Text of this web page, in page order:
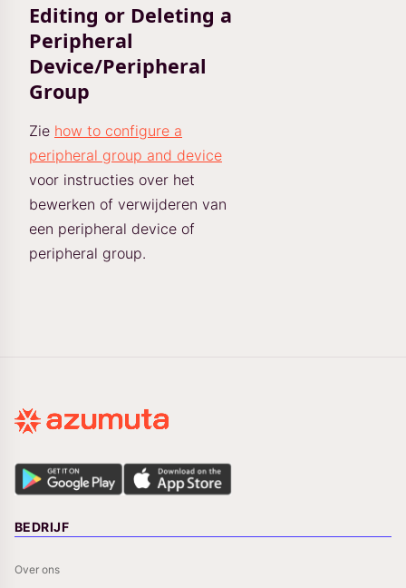
Editing or Deleting a
Peripheral
Device/Peripheral
Group
Zie how to configure a
peripheral group and device
voor instructies over het
bewerken of verwijderen van
een peripheral device of
peripheral group.
BEDRIJF
Over ons